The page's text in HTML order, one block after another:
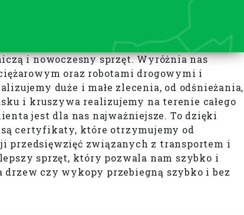
i nowoczesny sprzęt. Wyróżnia nas
oraz robotami drogowymi i
duże i małe zlecenia, od odśnieżania,
i kruszywa realizujemy na terenie całego
jest dla nas najważniejsze. To dzięki
certyfikaty, które otrzymujemy od
przedsięwzięć związanych z transportem i
sprzęt, który pozwala nam szybko i
czy wykopy przebiegną szybko i bez